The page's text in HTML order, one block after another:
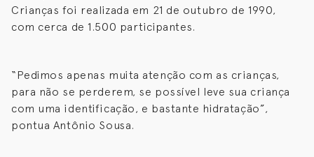
Crianças foi realizada em 21 de outubro de 1990,
com cerca de 1.500 participantes.
“Pedimos apenas muita atenção com as crianças,
para não se perderem, se possível leve sua criança
com uma identificação, e bastante hidratação”,
pontua Antônio Sousa.